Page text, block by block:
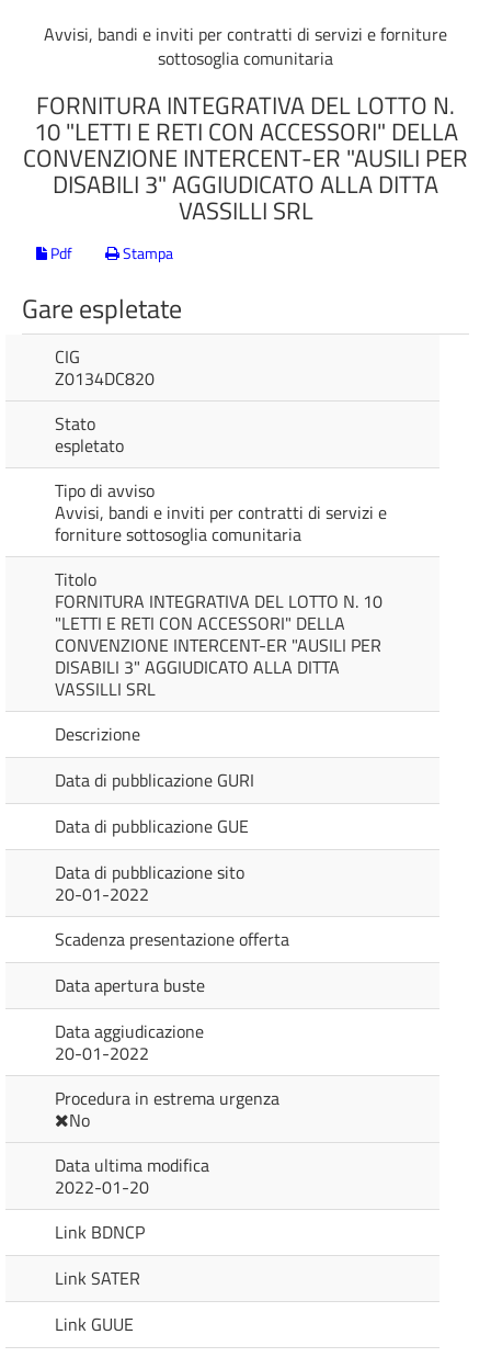
Avvisi, bandi e inviti per contratti di servizi e forniture
sottosoglia comunitaria
FORNITURA INTEGRATIVA DEL LOTTO N.
10 "LETTI E RETI CON ACCESSORI" DELLA
CONVENZIONE INTERCENT-ER "AUSILI PER
DISABILI 3" AGGIUDICATO ALLA DITTA
VASSILLI SRL
Pdf Stampa
Gare espletate
CIG
Z0134DC820
Stato
espletato
Tipo di avviso
Avvisi, bandi e inviti per contratti di servizi e
forniture sottosoglia comunitaria
Titolo
FORNITURA INTEGRATIVA DEL LOTTO N. 10
"LETTI E RETI CON ACCESSORI" DELLA
CONVENZIONE INTERCENT-ER "AUSILI PER
DISABILI 3" AGGIUDICATO ALLA DITTA
VASSILLI SRL
Descrizione
Data di pubblicazione GURI
Data di pubblicazione GUE
Data di pubblicazione sito
20-01-2022
Scadenza presentazione offerta
Data apertura buste
Data aggiudicazione
20-01-2022
Procedura in estrema urgenza
No
Data ultima modifica
2022-01-20
Link BDNCP
Link SATER
Link GUUE